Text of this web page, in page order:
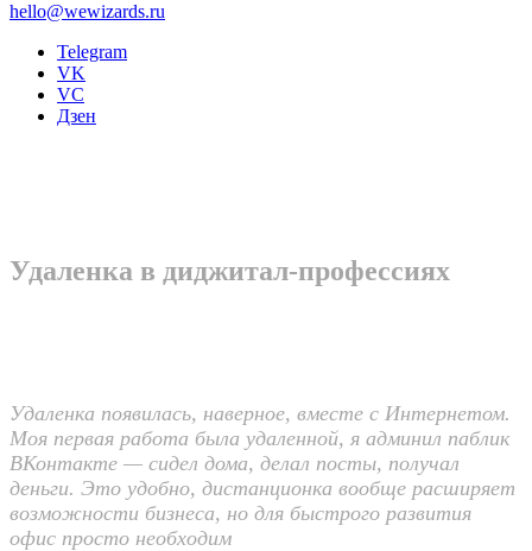
hello@wewizards.ru
Telegram
VK
VC
Дзен
Удаленка в диджитал-профессиях
Удаленка появилась, наверное, вместе с Интернетом.
Моя первая работа была удаленной, я админил паблик
ВКонтакте — сидел дома, делал посты, получал
деньги. Это удобно, дистанционка вообще расширяет
возможности бизнеса, но для быстрого развития
офис просто необходим